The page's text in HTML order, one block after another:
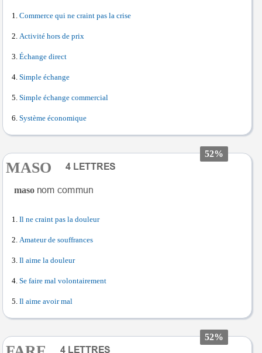
Commerce qui ne craint pas la crise
Activité hors de prix
Échange direct
Simple échange
Simple échange commercial
Système économique
52%
MASO
maso
Il ne craint pas la douleur
Amateur de souffrances
Il aime la douleur
Se faire mal volontairement
Il aime avoir mal
52%